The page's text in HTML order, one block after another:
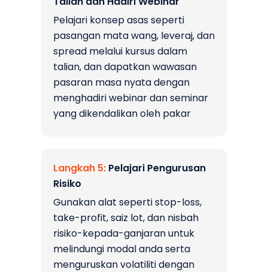
Pelajari konsep asas seperti
pasangan mata wang, leveraj, dan
spread melalui kursus dalam
talian, dan dapatkan wawasan
pasaran masa nyata dengan
menghadiri webinar dan seminar
yang dikendalikan oleh pakar
Langkah 5: Pelajari Pengurusan
Risiko
Gunakan alat seperti stop-loss,
take-profit, saiz lot, dan nisbah
risiko-kepada-ganjaran untuk
melindungi modal anda serta
menguruskan volatiliti dengan